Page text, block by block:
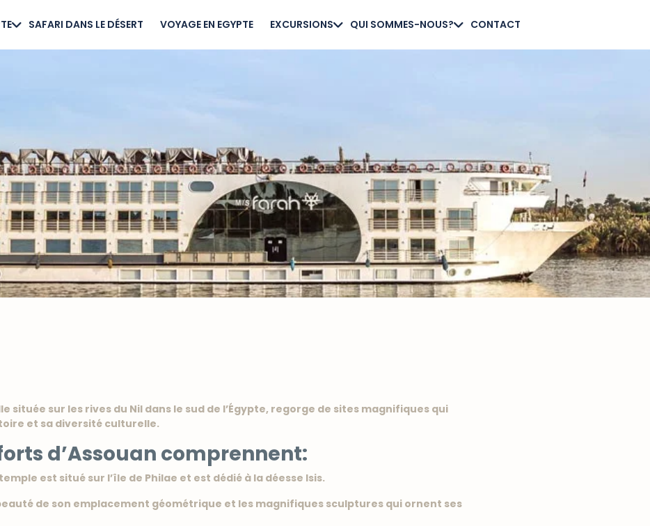
SAFARI DANS LE DÉSERT VOYAGE EN EGYPTE EXCURSIONS QUI SOMMES-NOUS? CONTACT
située sur les rives du Nil dans le sud de l’Égypte, regorge de sites magnifiques qui
et sa diversité culturelle.
d’Assouan comprennent:
est situé sur l’île de Philae et est dédié à la déesse Isis.
de son emplacement géométrique et les magnifiques sculptures qui ornent ses